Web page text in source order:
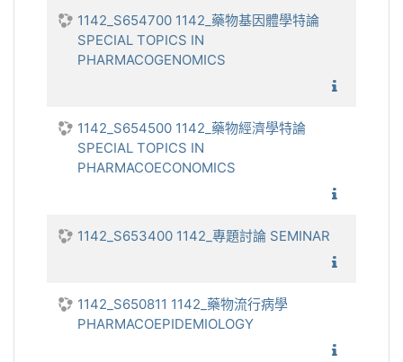
1142_S654700 1142_藥物基因體學特論
SPECIAL TOPICS IN
PHARMACOGENOMICS
1142_S654500 1142_藥物經濟學特論
SPECIAL TOPICS IN
PHARMACOECONOMICS
1142_S653400 1142_專題討論 SEMINAR
1142_S650811 1142_藥物流行病學
PHARMACOEPIDEMIOLOGY